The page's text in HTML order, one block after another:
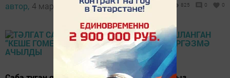
автор, 4 март 2016 - 06:23 825 0 0